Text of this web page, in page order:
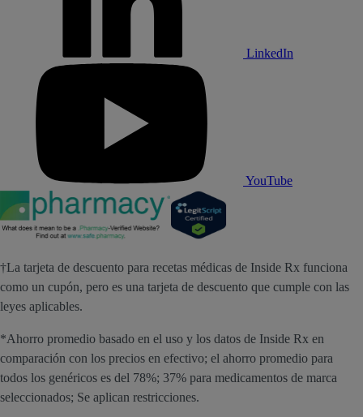
LinkedIn
YouTube
†La tarjeta de descuento para recetas médicas de Inside Rx funciona
como un cupón, pero es una tarjeta de descuento que cumple con las
leyes aplicables.
*Ahorro promedio basado en el uso y los datos de Inside Rx en
comparación con los precios en efectivo; el ahorro promedio para
todos los genéricos es del 78%; 37% para medicamentos de marca
seleccionados; Se aplican restricciones.